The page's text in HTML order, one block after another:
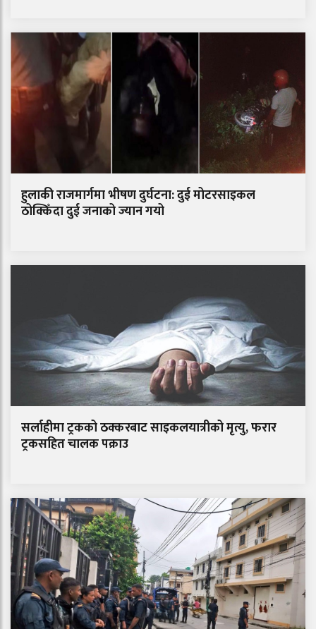
हुलाकी राजमार्गमा भीषण दुर्घटना: दुई मोटरसाइकल
ठोक्किँदा दुई जनाको ज्यान गयो
सर्लाहीमा ट्रकको ठक्करबाट साइकलयात्रीको मृत्यु, फरार
ट्रकसहित चालक पक्राउ